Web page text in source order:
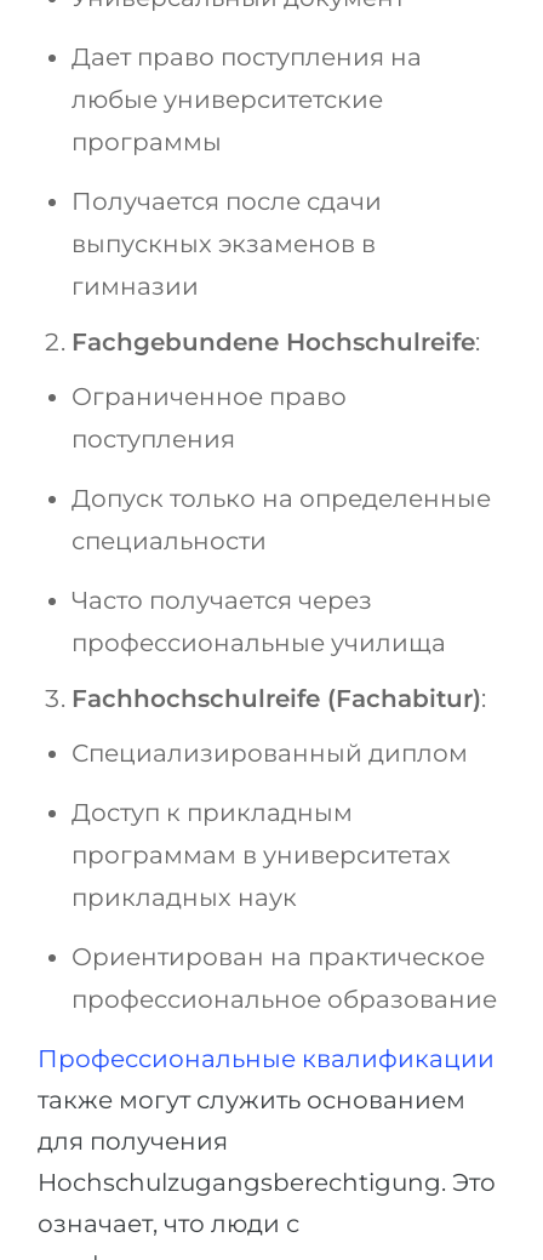
Дает право поступления на
любые университетские
программы
Получается после сдачи
выпускных экзаменов в
гимназии
Fachgebundene Hochschulreife:
Ограниченное право
поступления
Допуск только на определенные
специальности
Часто получается через
профессиональные училища
Fachhochschulreife (Fachabitur):
Специализированный диплом
Доступ к прикладным
программам в университетах
прикладных наук
Ориентирован на практическое
профессиональное образование
Профессиональные квалификации
также могут служить основанием
для получения
Hochschulzugangsberechtigung. Это
означает, что люди с